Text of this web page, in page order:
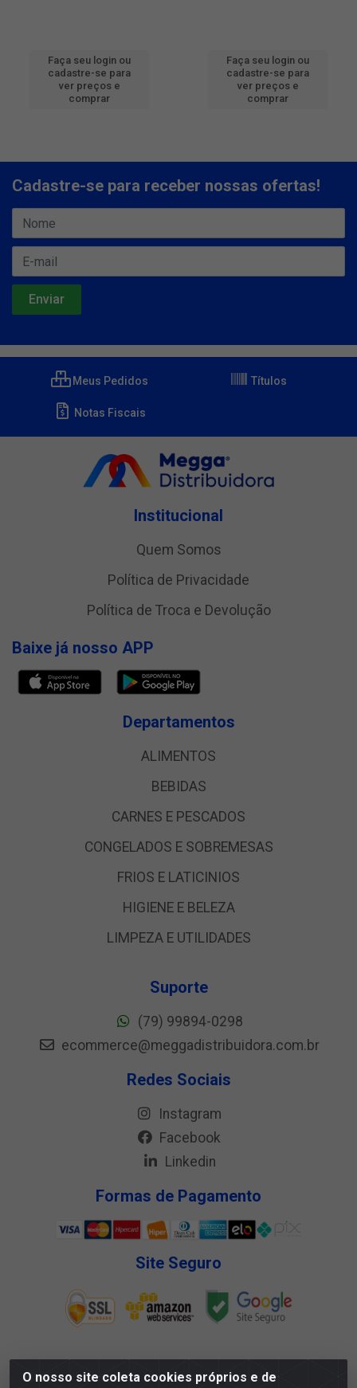
Faça seu login ou
cadastre-se para
ver preços e
comprar
Faça seu login ou
cadastre-se para
ver preços e
comprar
O nosso site coleta cookies próprios e de
Cadastre-se para receber nossas ofertas!
Meus Pedidos Títulos
Notas Fiscais
Institucional
Quem Somos
Política de Privacidade
Política de Troca e Devolução
Baixe já nosso APP
Departamentos
ALIMENTOS
BEBIDAS
CARNES E PESCADOS
CONGELADOS E SOBREMESAS
FRIOS E LATICINIOS
HIGIENE E BELEZA
LIMPEZA E UTILIDADES
Suporte
(79) 99894-0298
ecommerce@meggadistribuidora.com.br
Redes Sociais
Instagram
Facebook
Linkedin
Formas de Pagamento
Site Seguro